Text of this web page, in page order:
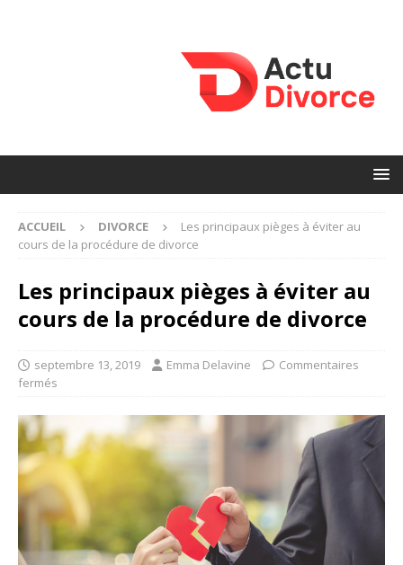
ACCUEIL DIVORCE
Les principaux pièges à éviter au
cours de la procédure de divorce
Les principaux pièges à éviter au
cours de la procédure de divorce
septembre 13, 2019 Emma Delavine
Commentaires
fermés